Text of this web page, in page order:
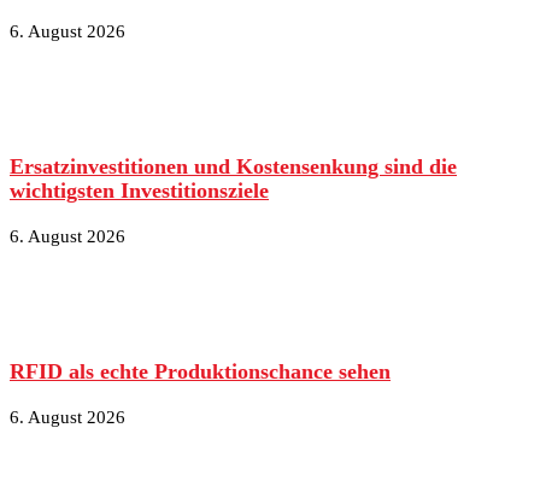
6. August 2026
Ersatzinvestitionen und Kostensenkung sind die
wichtigsten Investitionsziele
6. August 2026
RFID als echte Produktionschance sehen
6. August 2026